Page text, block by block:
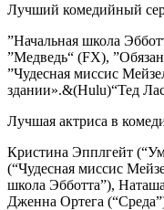
Лучший комедийный
”Начальная школа
”Медведь“ (FX),
”Чудесная миссис
здании».&(Hulu)“Тед
Лучшая актриса в
Кристина Эпплгейт
(“Чудесная миссис
школа Эбботта”),
Дженна Ортега